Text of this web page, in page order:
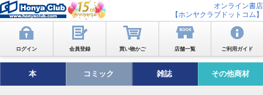
オンライン書店
【ホンヤクラブドットコム】
ログイン 会員登録 買い物かご 店舗一覧 ご利用ガイド
本 コミック 雑誌 その他商材